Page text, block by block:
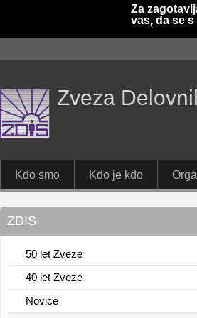
Za
vas, da se
Zveza
Kdo smo Kdo je kdo
ZDIS
50 let Zveze
40 let Zveze
Novice